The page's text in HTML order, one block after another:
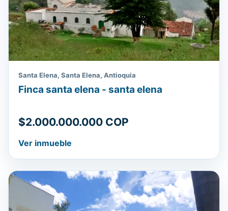
Santa Elena, Santa Elena, Antioquia
Finca santa elena - santa elena
$2.000.000.000 COP
Ver inmueble